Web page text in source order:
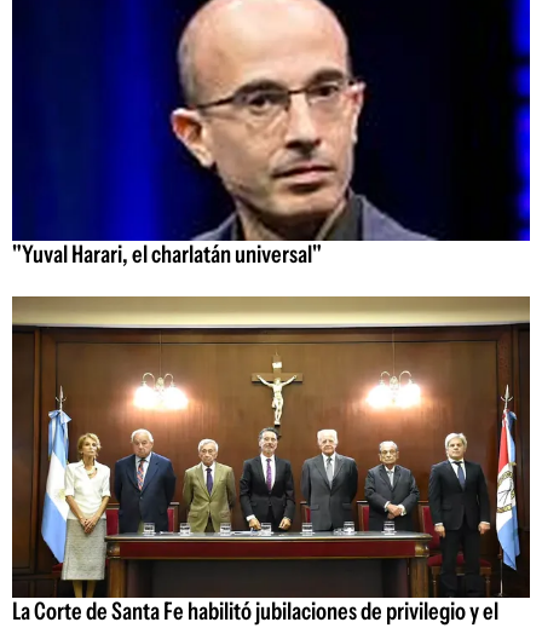
"Yuval Harari, el charlatán universal"
La Corte de Santa Fe habilitó jubilaciones de privilegio y el